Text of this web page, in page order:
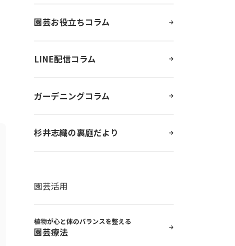
園芸お役立ちコラム
LINE配信コラム
ガーデニングコラム
杉井志織の裏庭だより
園芸活用
植物が心と体のバランスを整える
園芸療法